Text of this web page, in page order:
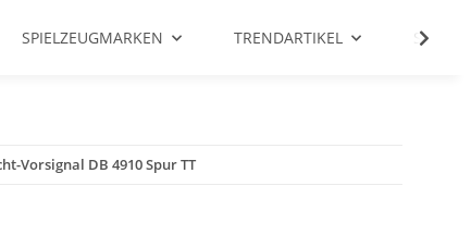
SPIELZEUGMARKEN TRENDARTIKEL SALE %
Vorsignal DB 4910 Spur TT